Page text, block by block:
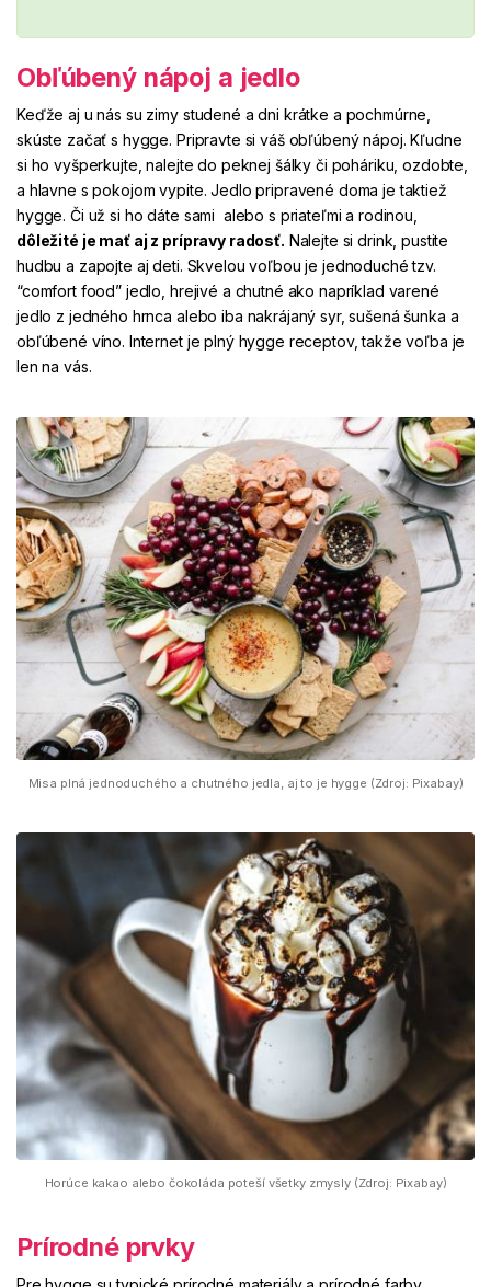
Obľúbený nápoj a jedlo
Keďže aj u nás su zimy studené a dni krátke a pochmúrne,
skúste začať s hygge. Pripravte si váš obľúbený nápoj. Kľudne
si ho vyšperkujte, nalejte do peknej šálky či poháriku, ozdobte,
a hlavne s pokojom vypite. Jedlo pripravené doma je taktiež
hygge. Či už si ho dáte sami alebo s priateľmi a rodinou,
dôležité je mať aj z prípravy radosť. Nalejte si drink, pustite
hudbu a zapojte aj deti. Skvelou voľbou je jednoduché tzv.
“comfort food” jedlo, hrejivé a chutné ako napríklad varené
jedlo z jedného hrnca alebo iba nakrájaný syr, sušená šunka a
obľúbené víno. Internet je plný hygge receptov, takže voľba je
len na vás.
Misa plná jednoduchého a chutného jedla, aj to je hygge (Zdroj: Pixabay)
Horúce kakao alebo čokoláda poteší všetky zmysly (Zdroj: Pixabay)
Prírodné prvky